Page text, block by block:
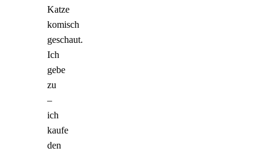
Katze
komisch
geschaut.
Ich
gebe
zu
–
ich
kaufe
den